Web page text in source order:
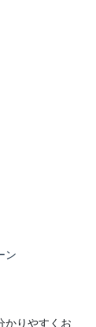
ン
かりやすくお